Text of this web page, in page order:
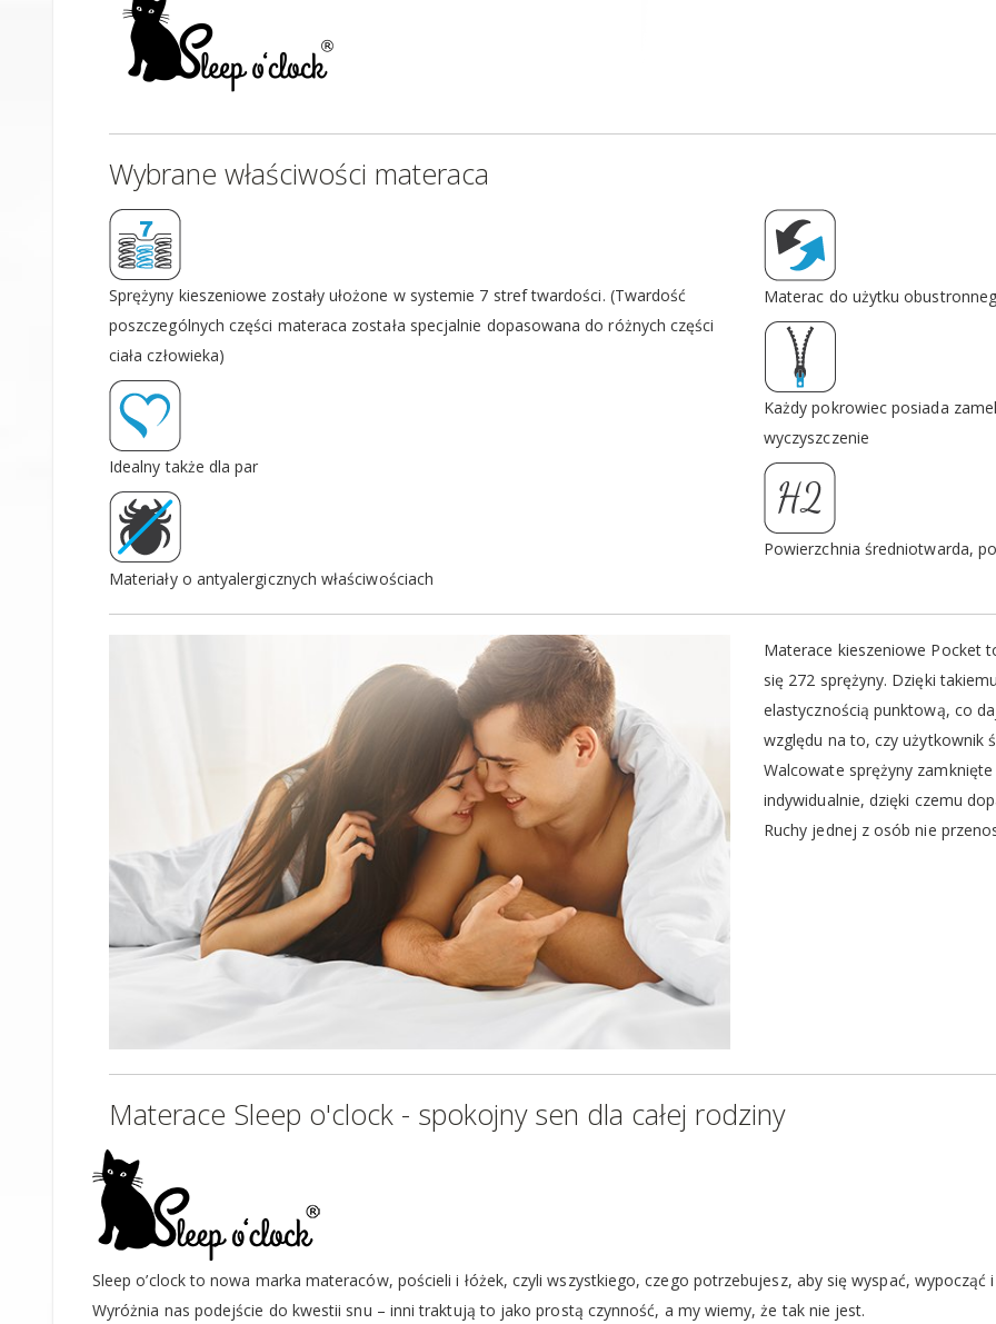
Wybrane właściwości materaca
Sprężyny kieszeniowe zostały ułożone w systemie 7 stref twardości. (Twardość
poszczególnych części materaca została specjalnie dopasowana do różnych części
ciała człowieka)
Idealny także dla par
Materiały o antyalergicznych właściwościach
Materac do użytku
Każdy pokrowiec posiada
wyczyszczenie
Powierzchnia średniotwarda,
Materace kieszeniowe Pocket
się 272 sprężyny. Dzięki
elastycznością punktową, co
względu na to, czy użytkownik
Walcowate sprężyny
indywidualnie, dzięki czemu
Ruchy jednej z osób nie
Materace Sleep o'clock - spokojny sen dla całej rodziny
Sleep o’clock to nowa marka materaców, pościeli i łóżek, czyli wszystkiego, czego potrzebujesz, aby się wyspać,
Wyróżnia nas podejście do kwestii snu – inni traktują to jako prostą czynność, a my wiemy, że tak nie jest.